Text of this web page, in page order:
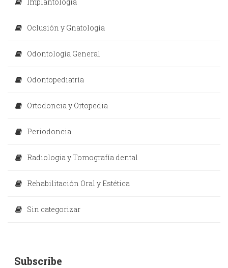
Oclusión y Gnatología
Odontología General
Odontopediatría
Ortodoncia y Ortopedia
Periodoncia
Radiologia y Tomografía dental
Rehabilitación Oral y Estética
Sin categorizar
Subscribe